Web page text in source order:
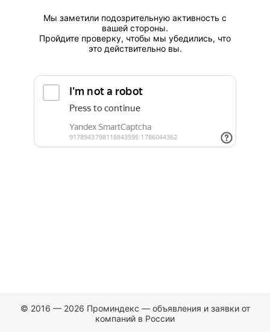
Мы заметили подозрительную активность с
вашей стороны.
Пройдите проверку, чтобы мы убедились, что
это действительно вы.
© 2016 — 2026 Проминдекс — объявления и заявки от
компаний в России